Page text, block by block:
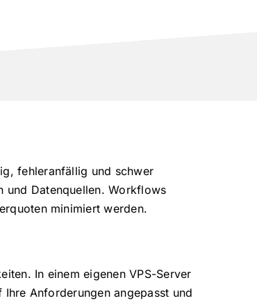
fehleranfällig und schwer
und Datenquellen. Workflows
minimiert werden.
In einem eigenen VPS-Server
Anforderungen angepasst und